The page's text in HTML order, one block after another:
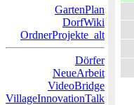
GartenPlan
DorfWiki
OrdnerProjekte_alt
Dörfer
NeueArbeit
VideoBridge
VillageInnovationTalk